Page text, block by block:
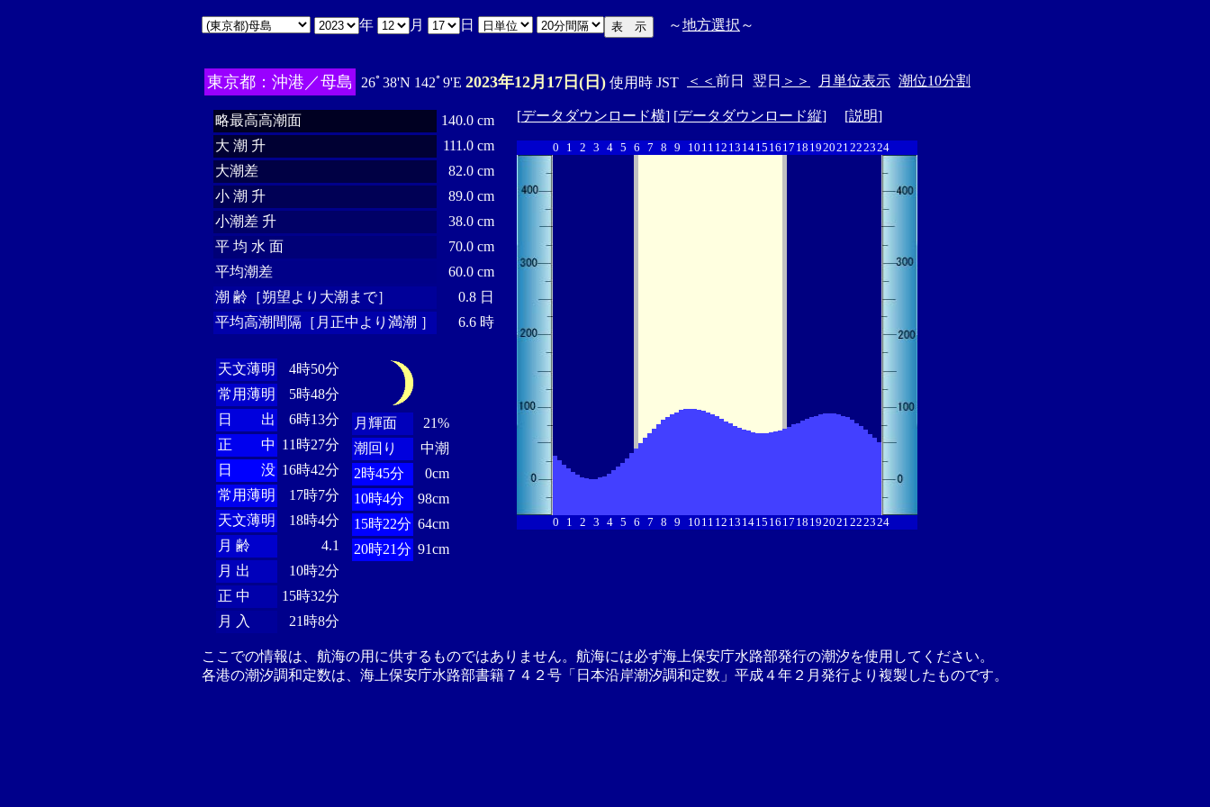
年 月 日 ～地方選択 ～
東京都：沖港／母島 26ﾟ38'N 142ﾟ9'E 2023年12月17日(日) 使用時 JST ＜＜ 前日 翌日 ＞＞ 月単位表示 潮位10分割
略最高高潮面
140.0 cm
大 潮 升
111.0 cm
大潮差
82.0 cm
小 潮 升
89.0 cm
小潮差 升
38.0 cm
平 均 水 面
70.0 cm
平均潮差
60.0 cm
潮 齢［朔望より大潮まで］
0.8 日
平均高潮間隔［月正中より満潮 ］
6.6 時
天文薄明
4時50分
常用薄明
5時48分
日 出
6時13分
正 中 11時27分
日 没 16時42分
常用薄明
17時7分
天文薄明
18時4分
月 齢
4.1
月 出
10時2分
正 中
15時32分
月 入
21時8分
月輝面
21%
潮回り
中潮
2時45分
0cm
10時4分
98cm
15時22分 64cm
20時21分 91cm
[データダウンロード横] [データダウンロード縦] [説明]
0 1 2 3 4 5 6 7 8 9 10 11 12 13 1415 16 17 18 192021222324
0 1 2 3 4 5 6 7 8 9 10 11 12 13 1415 16 17 18 192021222324
ここでの情報は、航海の用に供するものではありません。航海には必ず海上保安庁水路部発行の潮汐を使用してください。
各港の潮汐調和定数は、海上保安庁水路部書籍７４２号「日本沿岸潮汐調和定数」平成４年２月発行より複製したものです。